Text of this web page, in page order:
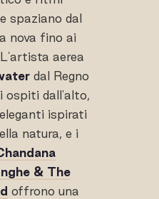
spaziano dal
nova fino ai
aerea
dal Regno
ospiti dall'alto,
ispirati
natura, e i
& The
offrono una